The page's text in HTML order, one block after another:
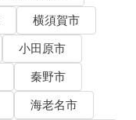
横須賀市
小田原市
秦野市
海老名市